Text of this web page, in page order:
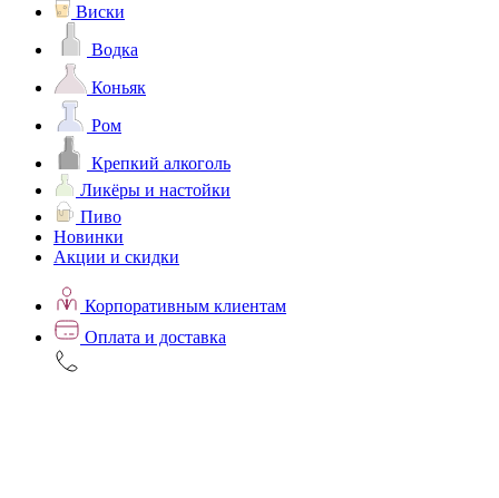
Виски
Водка
Коньяк
Ром
Крепкий алкоголь
Ликёры и настойки
Пиво
Новинки
Акции и скидки
Корпоративным клиентам
Оплата и доставка